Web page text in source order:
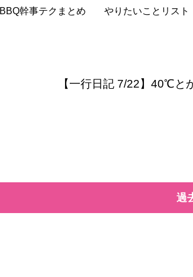
BBQ幹事テクまとめ やりたいことリスト
【一行日記 7/22】40℃と
過